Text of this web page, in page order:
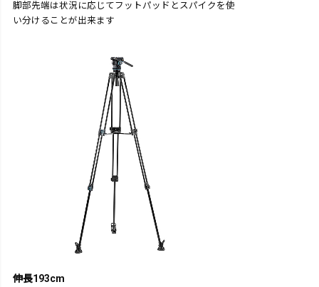
脚部先端は状況に応じてフットパッドとスパイクを使
い分けることが出来ます
伸長193cm